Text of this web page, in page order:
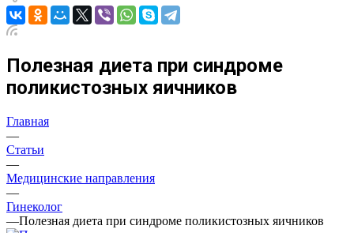
Полезная диета при синдроме
поликистозных яичников
Главная
—
Статьи
—
Медицинские направления
—
Гинеколог
—Полезная диета при синдроме поликистозных яичников